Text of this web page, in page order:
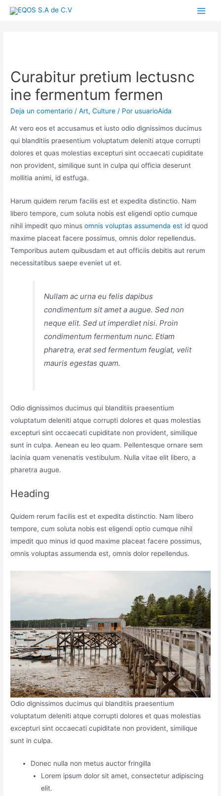
Curabitur pretium lectusnc
ine fermentum fermen
Deja un comentario /Art,Culture / Por usuarioAida
At vero eos et accusamus et iusto odio dignissimos ducimus
qui blanditiis praesentium voluptatum deleniti atque corrupti
dolores et quas molestias excepturi sint occaecati cupiditate
non provident, similique sunt in culpa qui officia deserunt
mollitia animi, id estfuga.
Harum quidem rerum facilis est et expedita distinctio. Nam
libero tempore, cum soluta nobis est eligendi optio cumque
nihil impedit quo minusomnis voluptas assumenda est id quod
maxime placeat facere possimus, omnis dolor repellendus.
Temporibus autem quibusdam et aut officiis debitis aut rerum
necessitatibus saepe eveniet ut et.
Nullam ac urna eu felis dapibus
condimentum sit amet a augue. Sed non
neque elit. Sed ut imperdiet nisi. Proin
condimentum fermentum nunc. Etiam
pharetra, erat sed fermentum feugiat, velit
mauris egestas quam.
Odio dignissimos ducimus qui blanditiis praesentium
voluptatum deleniti atque corrupti dolores et quas molestias
excepturi sint occaecati cupiditate non provident, similique
sunt in culpa. Aenean eu leo quam. Pellentesque ornare sem
lacinia quam venenatis vestibulum. Nulla vitae elit libero, a
pharetra augue.
Heading
Quidem rerum facilis est et expedita distinctio. Nam libero
tempore, cum soluta nobis est eligendi optio cumque nihil
impedit quo minus id quod maxime placeat facere possimus,
omnis voluptas assumenda est, omnis dolor repellendus.
Odio dignissimos ducimus qui blanditiis praesentium
voluptatum deleniti atque corrupti dolores et quas molestias
excepturi sint occaecati cupiditate non provident, similique
sunt in culpa.
Donec nulla non metus auctor fringilla
Lorem ipsum dolor sit amet, consectetur adipiscing
elit.